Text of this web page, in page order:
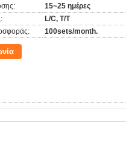
15~25 ημέρες
L/C, T/T
100sets/month.